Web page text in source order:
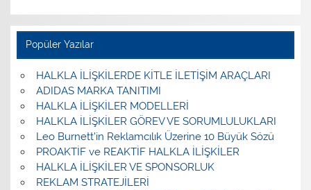
Popüler Yazılar
HALKLA İLİŞKİLERDE KİTLE İLETİŞİM ARAÇLARI
ADIDAS MARKA TANITIMI
HALKLA İLİŞKİLER MODELLERİ
HALKLA İLİŞKİLER GÖREV VE SORUMLULUKLARI
Leo Burnett’in Reklamcılık Üzerine 10 Büyük Sözü
PROAKTİF ve REAKTİF HALKLA İLİŞKİLER
HALKLA İLİŞKİLER VE SPONSORLUK
REKLAM STRATEJİLERİ